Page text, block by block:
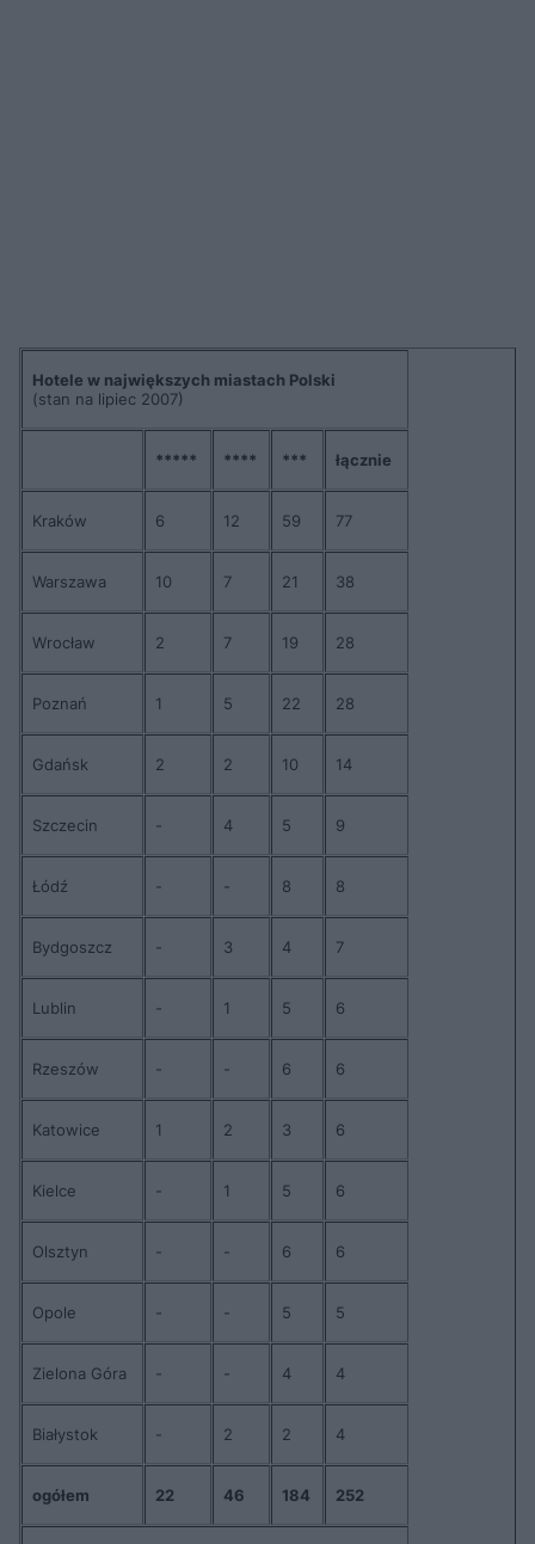
Hotele w największych miastach Polski
(stan na lipiec 2007)
***** **** *** łącznie
Kraków 6 12 59 77
Warszawa 10 7 21 38
Wrocław 2 7 19 28
Poznań 1 5 22 28
Gdańsk 2 2 10 14
Szczecin - 4 5 9
Łódź - - 8 8
Bydgoszcz - 3 4 7
Lublin - 1 5 6
Rzeszów - - 6 6
Katowice 1 2 3 6
Kielce - 1 5 6
Olsztyn - - 6 6
Opole - - 5 5
Zielona Góra - - 4 4
Białystok - 2 2 4
ogółem 22 46 184 252